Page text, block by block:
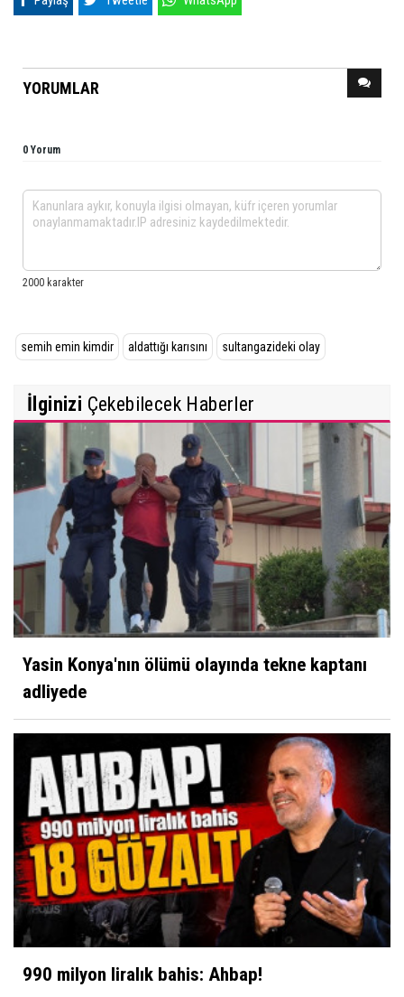
YORUMLAR
0 Yorum
semih emin kimdir aldattığı karısını sultangazideki olay
İlginizi Çekebilecek Haberler
Yasin Konya'nın ölümü olayında tekne kaptanı
adliyede
990 milyon liralık bahis: Ahbap!